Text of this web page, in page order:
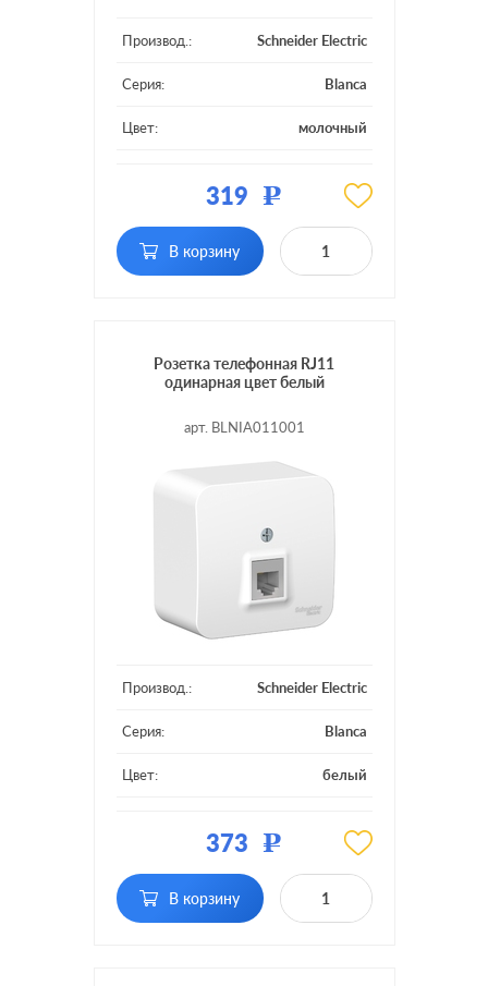
Производ.: Schneider Electric
Серия: Blanca
Цвет: молочный
319 Р
В корзину
Розетка телефонная RJ11
одинарная цвет белый
арт. BLNIA011001
Производ.: Schneider Electric
Серия: Blanca
Цвет: белый
373 Р
В корзину